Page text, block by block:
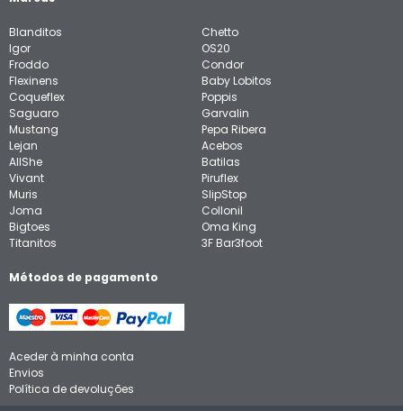
Blanditos
Igor
Froddo
Flexinens
Coqueflex
Saguaro
Mustang
Lejan
AllShe
Vivant
Muris
Joma
Bigtoes
Titanitos
Chetto
OS20
Condor
Baby Lobitos
Poppis
Garvalin
Pepa Ribera
Acebos
Batilas
Piruflex
SlipStop
Collonil
Oma King
3F Bar3foot
Métodos de pagamento
Aceder à minha conta
Envios
Política de devoluções